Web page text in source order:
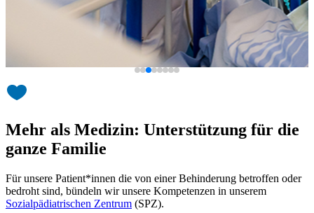
Mehr als Medizin: Unterstützung für die
ganze Familie
Für unsere Patient*innen die von einer Behinderung betroffen oder
bedroht sind, bündeln wir unsere Kompetenzen in unserem
Sozialpädiatrischen Zentrum (SPZ).